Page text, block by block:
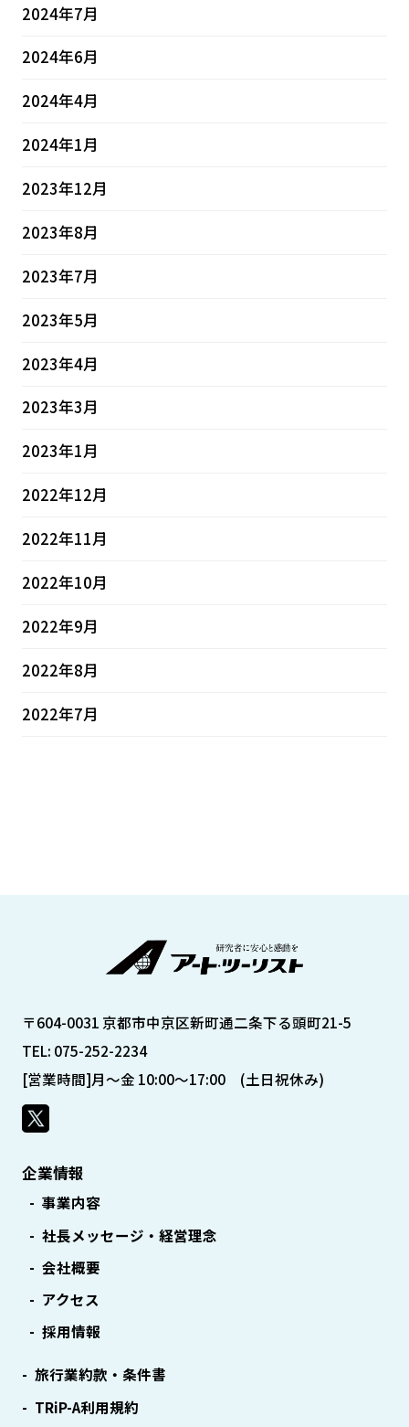
2024年7月
2024年6月
2024年4月
2024年1月
2023年12月
2023年8月
2023年7月
2023年5月
2023年4月
2023年3月
2023年1月
2022年12月
2022年11月
2022年10月
2022年9月
2022年8月
2022年7月
〒604-0031 京都市中京区新町通二条下る頭町21-5
TEL: 075-252-2234
[営業時間]月～金 10:00～17:00 (土日祝休み)
企業情報
事業内容
社長メッセージ・経営理念
会社概要
アクセス
採用情報
旅行業約款・条件書
TRiP-A利用規約